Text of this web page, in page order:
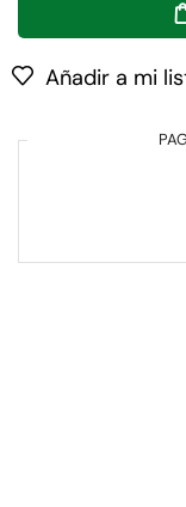
Añadir a mi